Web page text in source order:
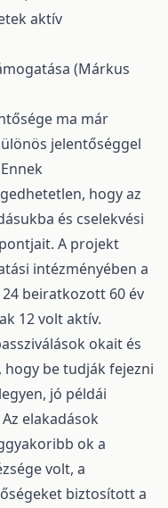
aktív
(Márkus
ma már
jelentőséggel
hogy az
és cselekvési
A projekt
intézményében a
beiratkozott 60 év
12 volt aktív.
okait és
be tudják fejezni
jó példái
elakadások
ok a
volt, a
biztosított a